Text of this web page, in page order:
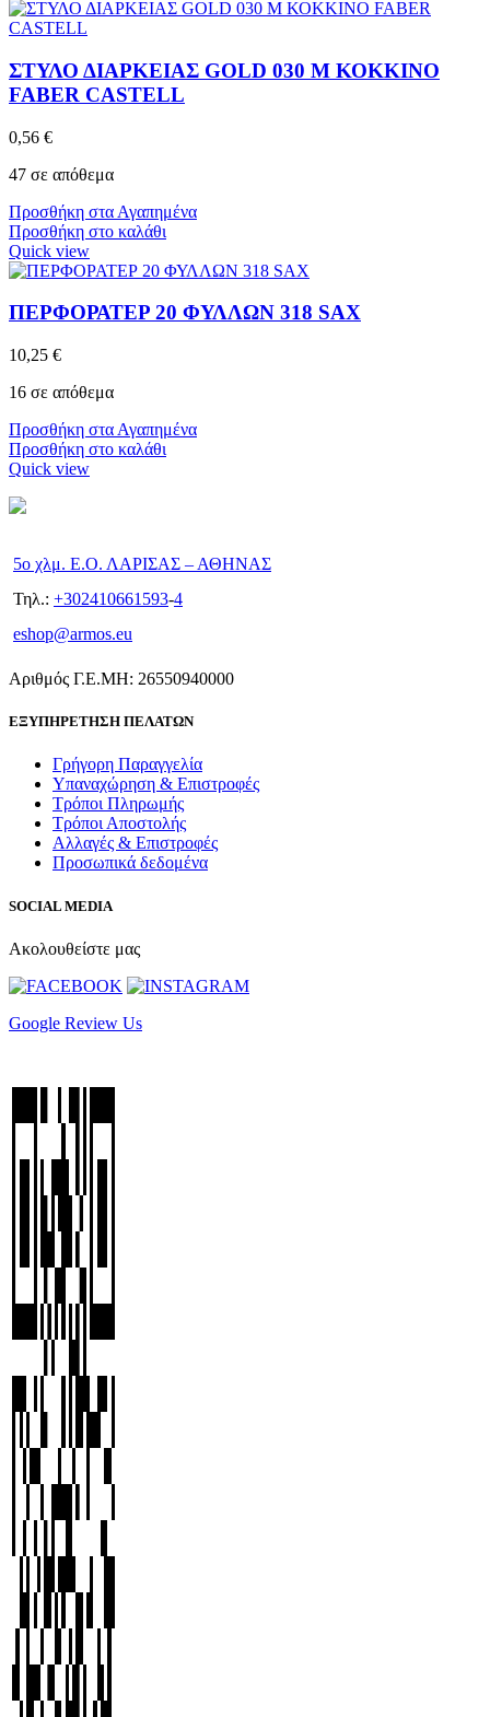
ΣΤΥΛΟ ΔΙΑΡΚΕΙΑΣ GOLD 030 M ΚΟΚΚΙΝΟ
FABER CASTELL
0,56 €
47 σε απόθεμα
Προσθήκη στα Αγαπημένα
Προσθήκη στο καλάθι
Quick view
ΠΕΡΦΟΡΑΤΕΡ 20 ΦΥΛΛΩΝ 318 SAX
10,25 €
16 σε απόθεμα
Προσθήκη στα Αγαπημένα
Προσθήκη στο καλάθι
Quick view
5ο χλμ. Ε.Ο. ΛΑΡΙΣΑΣ – ΑΘΗΝΑΣ
Τηλ.: +302410661593-4
eshop@armos.eu
Αριθμός Γ.Ε.ΜΗ: 26550940000
ΕΞΥΠΗΡΕΤΗΣΗ ΠΕΛΑΤΩΝ
Γρήγορη Παραγγελία
Υπαναχώρηση & Επιστροφές
Τρόποι Πληρωμής
Τρόποι Αποστολής
Αλλαγές & Επιστροφές
Προσωπικά δεδομένα
SOCIAL MEDIA
Ακολουθείστε μας
Google Review Us